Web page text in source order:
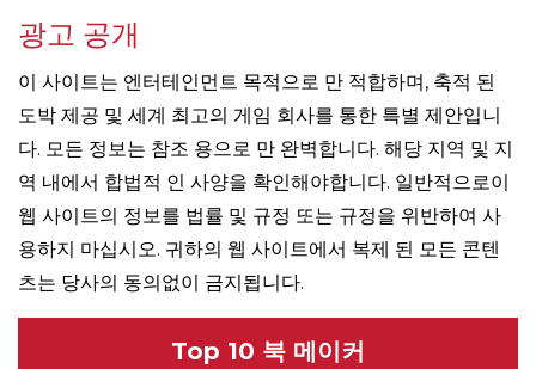
광고 공개
이 사이트는 엔터테인먼트 목적으로 만 적합하며, 축적 된
도박 제공 및 세계 최고의 게임 회사를 통한 특별 제안입니
다. 모든 정보는 참조 용으로 만 완벽합니다. 해당 지역 및 지
역 내에서 합법적 인 사양을 확인해야합니다. 일반적으로이
웹 사이트의 정보를 법률 및 규정 또는 규정을 위반하여 사
용하지 마십시오. 귀하의 웹 사이트에서 복제 된 모든 콘텐
츠는 당사의 동의없이 금지됩니다.
Top 10 북 메이커